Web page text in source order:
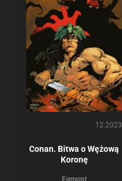
12.2023
Conan. Bitwa o Wężową
Koronę
Egmont